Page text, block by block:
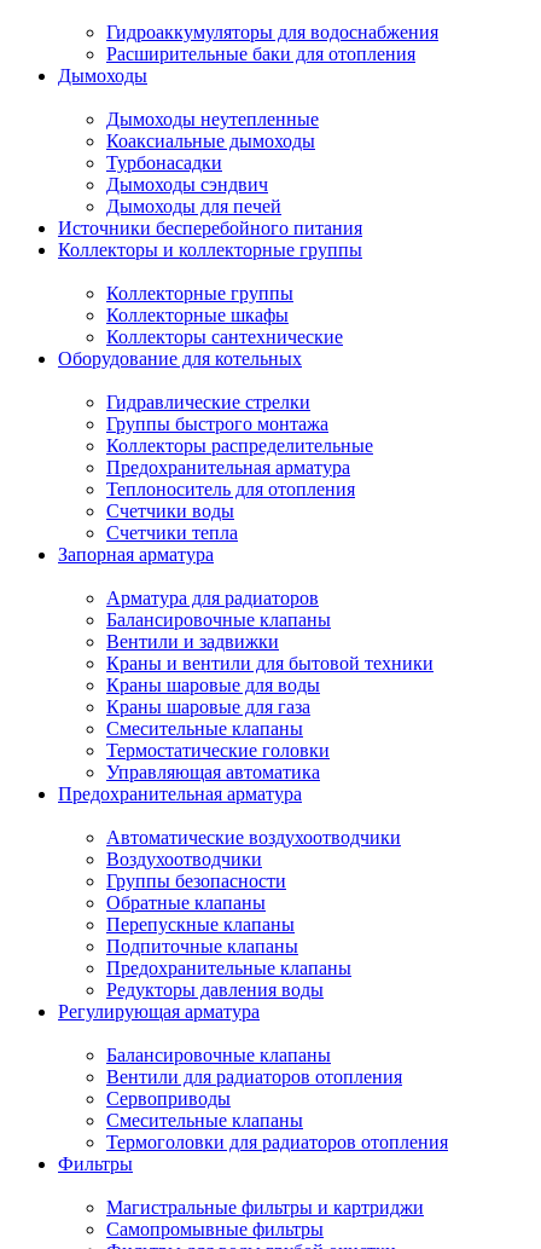
Гидроаккумуляторы для водоснабжения
Расширительные баки для отопления
Дымоходы
Дымоходы неутепленные
Коаксиальные дымоходы
Турбонасадки
Дымоходы сэндвич
Дымоходы для печей
Источники бесперебойного питания
Коллекторы и коллекторные группы
Коллекторные группы
Коллекторные шкафы
Коллекторы сантехнические
Оборудование для котельных
Гидравлические стрелки
Группы быстрого монтажа
Коллекторы распределительные
Предохранительная арматура
Теплоноситель для отопления
Счетчики воды
Счетчики тепла
Запорная арматура
Арматура для радиаторов
Балансировочные клапаны
Вентили и задвижки
Краны и вентили для бытовой техники
Краны шаровые для воды
Краны шаровые для газа
Смесительные клапаны
Термостатические головки
Управляющая автоматика
Предохранительная арматура
Автоматические воздухоотводчики
Воздухоотводчики
Группы безопасности
Обратные клапаны
Перепускные клапаны
Подпиточные клапаны
Предохранительные клапаны
Редукторы давления воды
Регулирующая арматура
Балансировочные клапаны
Вентили для радиаторов отопления
Сервоприводы
Смесительные клапаны
Термоголовки для радиаторов отопления
Фильтры
Магистральные фильтры и картриджи
Самопромывные фильтры